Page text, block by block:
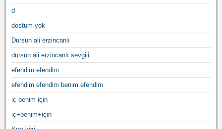
d
dostum yok
Dursun ali erzincanlı
dursun ali erzincanlı sevgili
efendim efendim
efendim efendim benim efendim
iç benim için
iç+benim+için